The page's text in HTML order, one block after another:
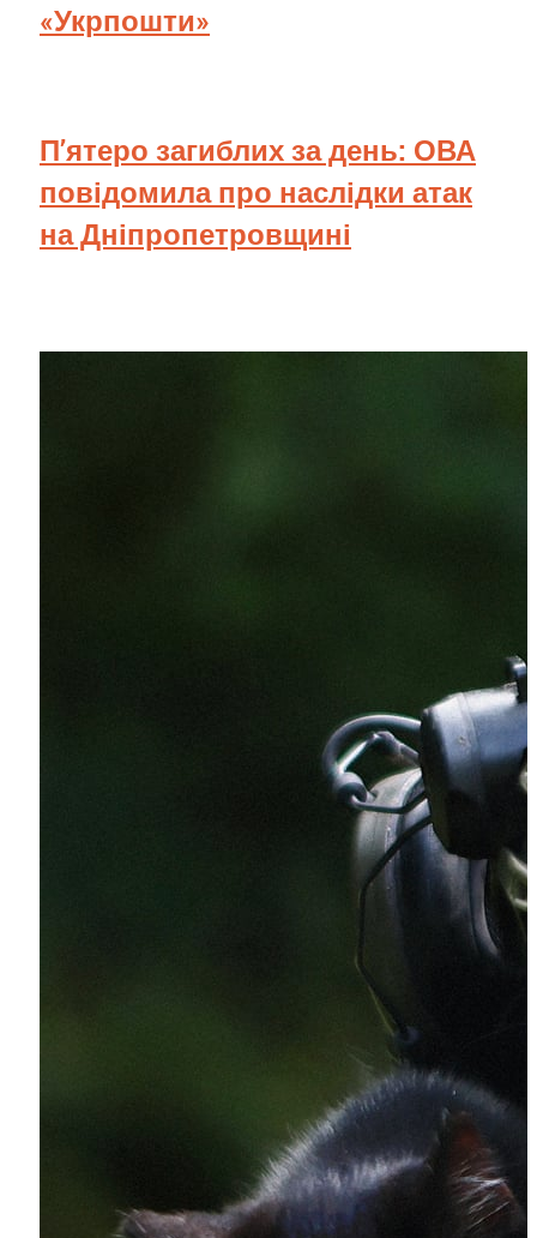
«Укрпошти»
П’ятеро загиблих за день: ОВА
повідомила про наслідки атак
на Дніпропетровщині